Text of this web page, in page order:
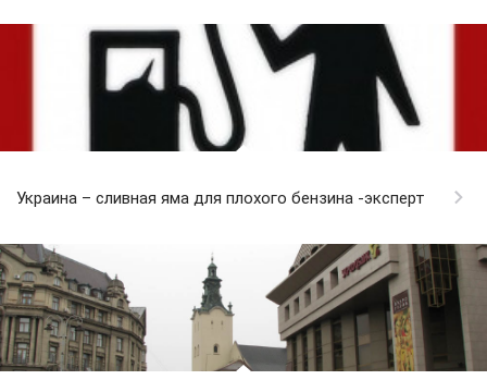
Украина – сливная яма для плохого бензина -эксперт